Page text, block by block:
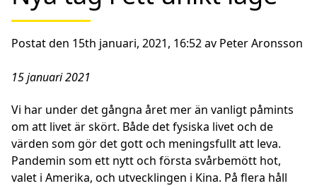
Postat den 15th januari, 2021, 16:52 av Peter Aronsson
15 januari 2021
Vi har under det gångna året mer än vanligt påmints
om att livet är skört. Både det fysiska livet och de
värden som gör det gott och meningsfullt att leva.
Pandemin som ett nytt och första svårbemött hot,
valet i Amerika, och utvecklingen i Kina. På flera håll